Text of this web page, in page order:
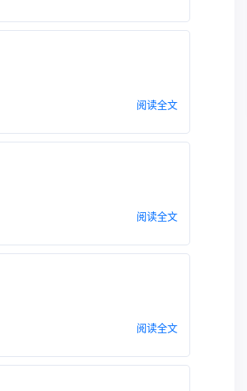
阅读全文
阅读全文
阅读全文